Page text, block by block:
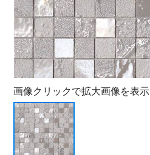
画像クリックで拡大画像を表示